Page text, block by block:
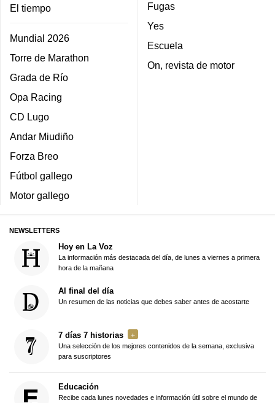
El tiempo
Mundial 2026
Torre de Marathon
Grada de Río
Opa Racing
CD Lugo
Andar Miudiño
Forza Breo
Fútbol gallego
Motor gallego
Fugas
Yes
Escuela
On, revista de motor
NEWSLETTERS
Hoy en La Voz
La información más destacada del día, de lunes a viernes a primera
hora de la mañana
Al final del día
Un resumen de las noticias que debes saber antes de acostarte
7 días 7 historias
Una selección de los mejores contenidos de la semana, exclusiva
para suscriptores
Educación
Recibe cada lunes novedades e información útil sobre el mundo de